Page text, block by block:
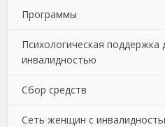
Программы
Психологическая поддержка
инвалидностью
Сбор средств
Сеть женщин с